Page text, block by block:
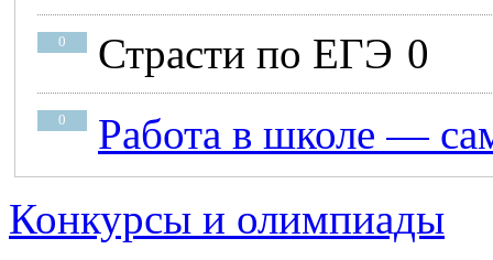
0 Страсти по ЕГЭ 0
0 Работа в школе —
Конкурсы и олимпиады